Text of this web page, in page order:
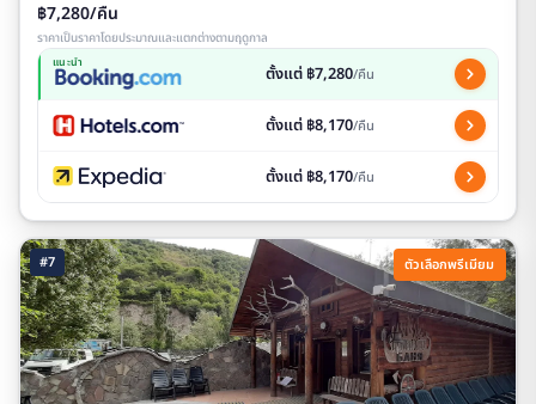
฿7,280/คืน
ราคาเป็นราคาโดยประมาณและแตกต่างตามฤดูกาล
แนะนำ ตั้งแต่ ฿7,280/คืน
ตั้งแต่ ฿8,170/คืน
ตั้งแต่ ฿8,170/คืน
#7 ตัวเลือกพรีเมียม